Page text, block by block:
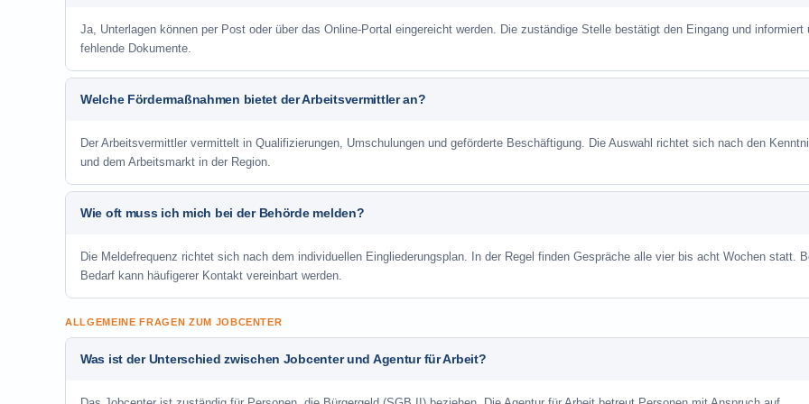
Ja, Unterlagen können per Post oder über das Online-Portal eingereicht werden. Die zuständige Stelle bestätigt den Eingang und informiert
fehlende Dokumente.
Welche Fördermaßnahmen bietet der Arbeitsvermittler an?
Der Arbeitsvermittler vermittelt in Qualifizierungen, Umschulungen und geförderte Beschäftigung. Die Auswahl richtet sich nach den
und dem Arbeitsmarkt in der Region.
Wie oft muss ich mich bei der Behörde melden?
Die Meldefrequenz richtet sich nach dem individuellen Eingliederungsplan. In der Regel finden Gespräche alle vier bis acht Wochen statt.
Bedarf kann häufigerer Kontakt vereinbart werden.
ALLGEMEINE FRAGEN ZUM JOBCENTER
Was ist der Unterschied zwischen Jobcenter und Agentur für Arbeit?